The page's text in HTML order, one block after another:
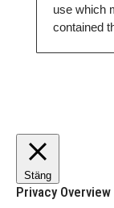
use which
contained
Stäng
Privacy Overview